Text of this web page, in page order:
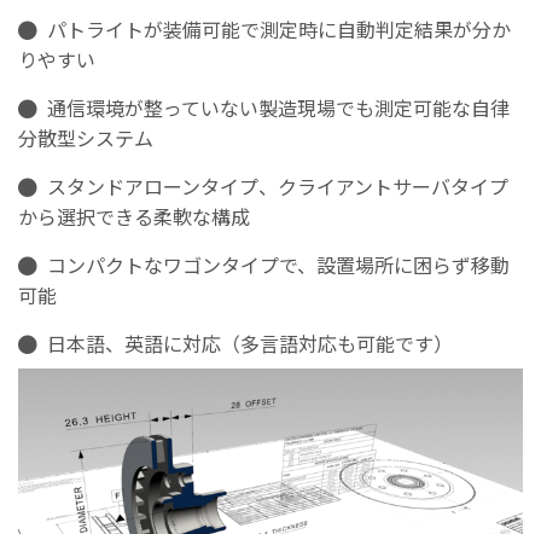
パトライトが装備可能で測定時に自動判定結果が分か
りやすい
通信環境が整っていない製造現場でも測定可能な自律
分散型システム
スタンドアローンタイプ、クライアントサーバタイプ
から選択できる柔軟な構成
コンパクトなワゴンタイプで、設置場所に困らず移動
可能
日本語、英語に対応（多言語対応も可能です）